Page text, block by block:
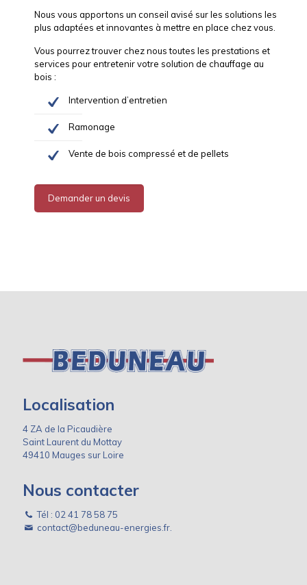
Nous vous apportons un conseil avisé sur les solutions les
plus adaptées et innovantes à mettre en place chez vous.
Vous pourrez trouver chez nous toutes les prestations et
services pour entretenir votre solution de chauffage au
bois :
Intervention d’entretien
Ramonage
Vente de bois compressé et de pellets
Demander un devis
Localisation
4 ZA de la Picaudière
Saint Laurent du Mottay
49410 Mauges sur Loire
Nous contacter
Tél : 02 41 78 58 75
contact@beduneau-energies.fr.